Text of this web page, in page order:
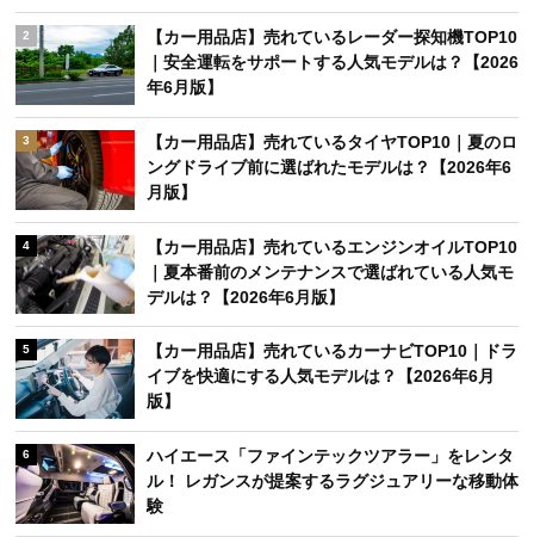
2
【カー用品店】売れているレーダー探知機TOP10
｜安全運転をサポートする人気モデルは？【2026
年6月版】
3
【カー用品店】売れているタイヤTOP10｜夏のロ
ングドライブ前に選ばれたモデルは？【2026年6
月版】
4
【カー用品店】売れているエンジンオイルTOP10
｜夏本番前のメンテナンスで選ばれている人気モ
デルは？【2026年6月版】
5
【カー用品店】売れているカーナビTOP10｜ドラ
イブを快適にする人気モデルは？【2026年6月
版】
6
ハイエース「ファインテックツアラー」をレンタ
ル！ レガンスが提案するラグジュアリーな移動体
験